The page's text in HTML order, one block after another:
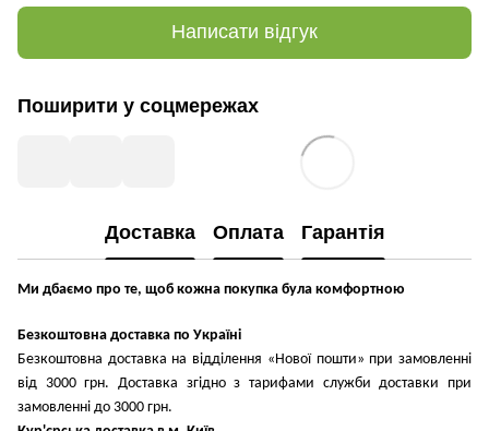
Написати відгук
Поширити у соцмережах
Доставка Оплата Гарантія
Ми дбаємо про те, щоб кожна покупка була комфортною
Безкоштовна доставка по Україні
Безкоштовна доставка на відділення «Нової пошти» при замовленні
від 3000 грн. Доставка згідно з тарифами служби доставки при
замовленні до 3000 грн.